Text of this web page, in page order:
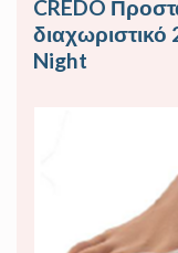
CREDO
Night